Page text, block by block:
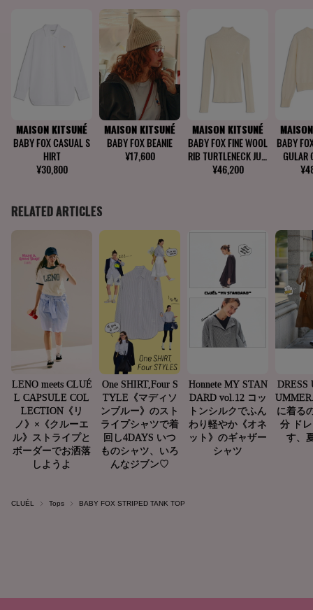
CLUÉL Tops BABY FOX STRIPED TANK TOP